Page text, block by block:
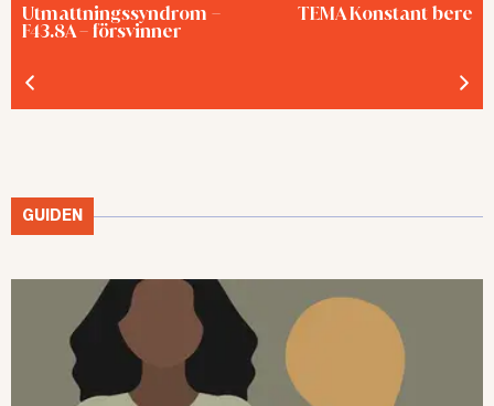
Utmattningssyndrom –
F43.8A – försvinner
TEMA Konstant
GUIDEN